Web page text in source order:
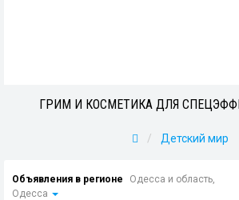
ГРИМ И КОСМЕТИКА ДЛЯ
Детский мир
Объявления в регионе
Одесса и область,
Одесса